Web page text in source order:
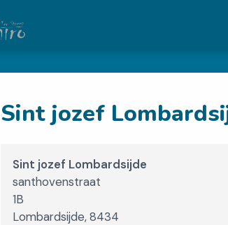
Sint jozef
Sint jozef Lombardsijde
santhovenstraat
1B
Lombardsijde,8434